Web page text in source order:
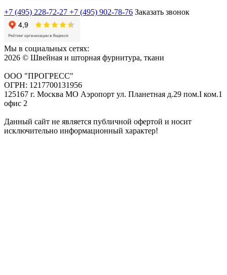
+7 (495) 228-72-27 +7 (495) 902-78-76 Заказать звонок
Мы в социальных сетях:
2026 © Швейная и шторная фурнитура, ткани
ООО "ПРОГРЕСС"
ОГРН: 1217700131956
125167 г. Москва МО Аэропорт ул. Планетная д.29 пом.I ком.1
офис 2
Данный сайт не является публичной офертой и носит
исключительно информационный характер!